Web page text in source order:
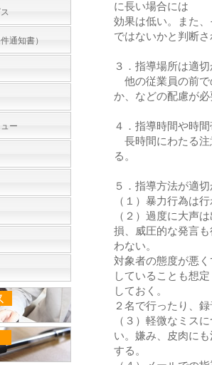
に長い場合には
効果は低い。また
ではないかと判断
３．指導場所は適切
他の従業員の前で
か、などの配慮が
４．指導時間や時
長時間にわたる注
る。
５．指導方法が適
（１）暴力行為は
（２）過度に大声
損、威圧的な発言も
わない。
対象者の態度が悪
していることも想定
しておく。
２名で行ったり、
（３）軽微なミス
い。嫌み、皮肉に
する。
通知書）
ー